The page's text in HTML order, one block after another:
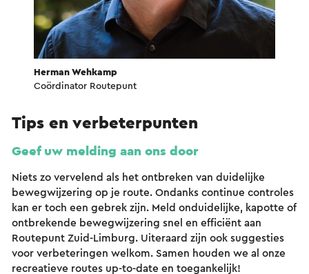
Herman Wehkamp
Coördinator Routepunt
Tips en verbeterpunten
Geef uw melding aan ons door
Niets zo vervelend als het ontbreken van duidelijke
bewegwijzering op je route. Ondanks continue controles
kan er toch een gebrek zijn. Meld onduidelijke, kapotte of
ontbrekende bewegwijzering snel en efficiënt aan
Routepunt Zuid-Limburg. Uiteraard zijn ook suggesties
voor verbeteringen welkom. Samen houden we al onze
recreatieve routes up-to-date en toegankelijk!